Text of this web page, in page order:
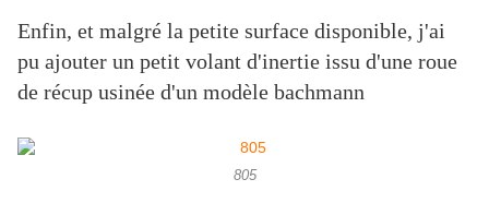
Enfin, et malgré la petite surface disponible, j'ai
pu ajouter un petit volant d'inertie issu d'une roue
de récup usinée d'un modèle bachmann
805